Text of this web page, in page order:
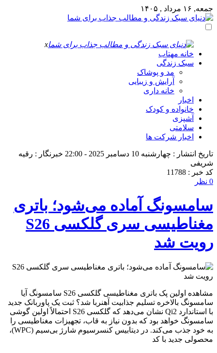
جمعه, ۱۶ مرداد , ۱۴۰۵
x
خانه مهتاب
سبک زندگی
مد و پوشاک
آرایش و زیبایی
خانه داری
اخبار
خانواده و کودک
آشپزی
سلامتی
اخبار شرکت ها
تاریخ انتشار : چهارشنبه 10 دسامبر 2025 - 22:00
خبرنگار : رقیه
شریفی
کد خبر : 11788
0 نظر
سامسونگ آماده می‌شود؛ باتری
مغناطیسی سری گلکسی S26
رویت شد
مشاهده اولین پک باتری مغناطیسی گلکسی S26 سامسونگ آیا
سامسونگ بالاخره تسلیم جذابیت آهنربا شد؟ ثبت یک پاوربانک جدید
با استاندارد Qi2 نشان می‌دهد که گلکسی S26 احتمالاً اولین گوشی
سامسونگ خواهد بود که بدون نیاز به قاب، تجهیزات مغناطیسی را
به خود جذب می‌کند. در دیتابیس کنسرسیوم شارژ بی‌سیم (WPC)،
محصولی جدید با کد